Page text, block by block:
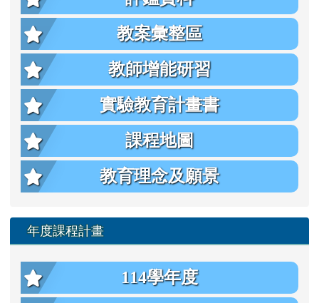
教案彙整區
教師增能研習
實驗教育計畫書
課程地圖
教育理念及願景
年度課程計畫
114學年度